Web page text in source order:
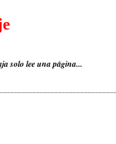
solo lee una página...